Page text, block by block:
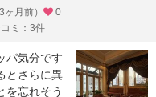
月前）
0
ミ：3件
パ気分です
とさらに異
を忘れそう